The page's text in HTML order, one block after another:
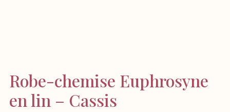
Robe-chemise Euphrosyne
en lin – Cassis